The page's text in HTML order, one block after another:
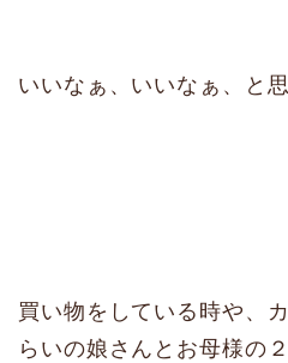
いいなぁ、いいなぁ、と思
買い物をしている時や、
らいの娘さんとお母様の